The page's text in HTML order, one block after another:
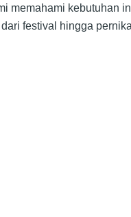
memahami kebutuhan
festival hingga